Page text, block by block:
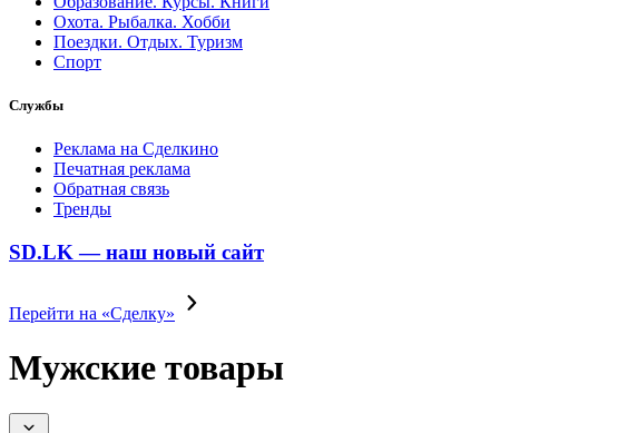
Охота. Рыбалка. Хобби
Поездки. Отдых. Туризм
Спорт
Службы
Реклама на Сделкино
Печатная реклама
Обратная связь
Тренды
SD.LK — наш новый сайт
Перейти на «Сделку»
Мужские товары